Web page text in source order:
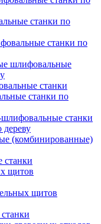
станки по
станки по
шлифовальные
станки
станки по
станки
(комбинированные)
станки
щитов
щитов